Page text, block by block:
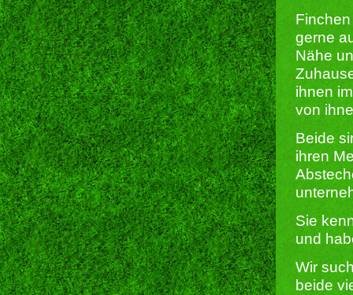
gerne
Nähe
ihnen
von
Beide
ihren
Sie
und
Wir
beide